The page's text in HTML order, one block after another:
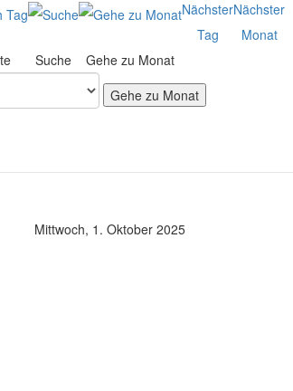
Suche
Gehe zu Monat
Gehe zu Monat
Mittwoch, 1. Oktober 2025